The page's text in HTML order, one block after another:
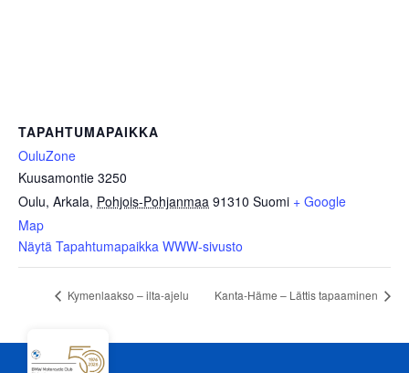
TAPAHTUMAPAIKKA
OuluZone
Kuusamontie 3250
Oulu, Arkala, Pohjois-Pohjanmaa 91310 Suomi + Google
Map
Näytä Tapahtumapaikka WWW-sivusto
Kymenlaakso – ilta-ajelu Kanta-Häme – Lättis tapaaminen